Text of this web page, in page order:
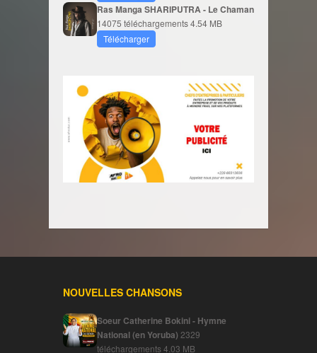
Ras Manga SHARIPUTRA - Le Chaman
14075 téléchargements4.54 MB
Télécharger
NOUVELLES CHANSONS
Soeur Catherine Bokini - Hymne
National (en Yoruba) 2329
téléchargements4.03 MB